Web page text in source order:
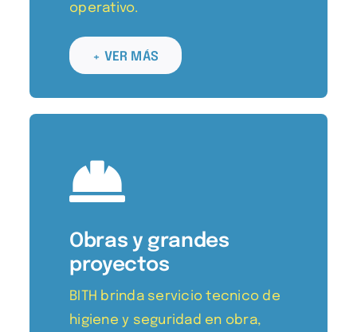
operativo.
+ VER MÁS
Obras y grandes
proyectos
BITH brinda servicio tecnico de
higiene y seguridad en obra,